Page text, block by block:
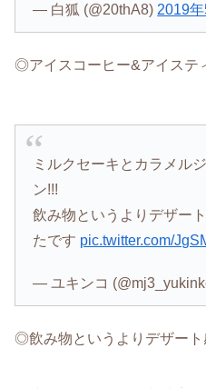
— 白狐 (@20thA8) 2019
◎アイスコーヒー&アイステ
ミルクセーキとカラメル
ン!!!
飲み物というよりデザー
たです pic.twitter.com/
— ユキンコ
◎飲み物というよりデザート